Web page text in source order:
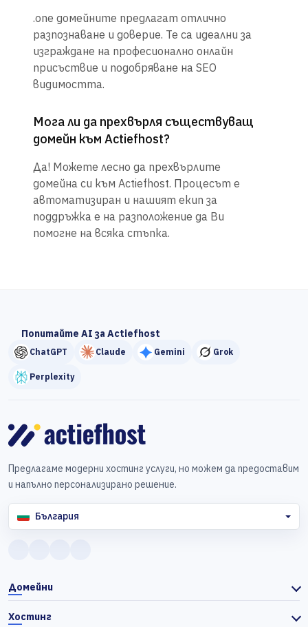
.one домейните предлагат отлично
разпознаване и доверие. Те са идеални за
изграждане на професионално онлайн
присъствие и подобряване на SEO
видимостта.
Мога ли да прехвърля съществуващ
домейн към Actiefhost?
Да! Можете лесно да прехвърлите
домейна си към Actiefhost. Процесът е
автоматизиран и нашият екип за
поддръжка е на разположение да Ви
помогне на всяка стъпка.
Попитайте AI за Actiefhost
ChatGPT Claude Gemini Grok
Perplexity
Предлагаме модерни хостинг услуги, но можем да предоставим
и напълно персонализирано решение.
България
Домейни
Хостинг